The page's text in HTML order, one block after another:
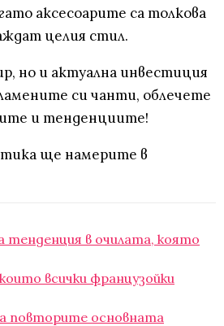
аксесоарите са толкова
целия стил.
но и актуална инвестиция
си чанти, облечете
и тенденциите!
ще намерите в
тенденция в очилата, която
всички французойки
повторите основната